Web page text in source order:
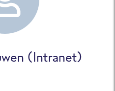
(Intranet)